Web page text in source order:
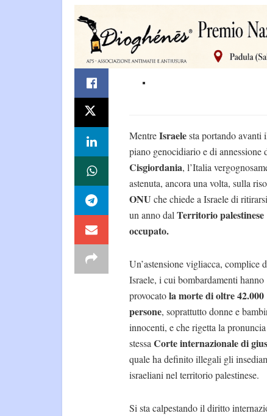
MentreIsraelesta portando avanti
piano genocidiario e di annessione
Cisgiordania, l’Italia
astenuta, ancora una volta, sulla
ONU che chiede a Israele di
un anno dalTerritorio palestinese
occupato.
Un’astensione vigliacca, complice
Israele, i cui bombardamenti hanno
provocatola morte di oltre 42.000
persone, soprattutto donne e
innocenti, e che rigetta la
stessaCorte internazionale di
quale ha definito illegali gli
israeliani nel territorio palestinese.
Si sta calpestando il diritto